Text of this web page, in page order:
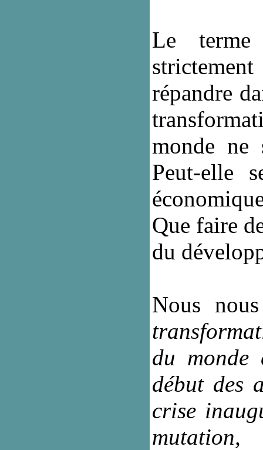
Le terme
répandre
monde ne
Peut-elle
Que faire
du
Nous
du monde
début des
crise